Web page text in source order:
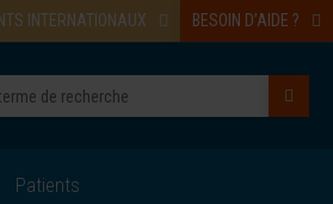
INTERNATIONAUX BESOIN D’AIDE ?
Patients